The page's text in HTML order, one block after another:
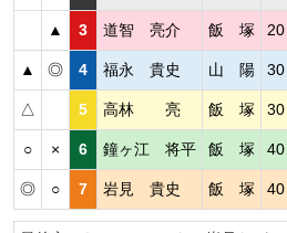
▲ 3 道智 亮介 飯 塚 20
▲ ◎ 4 福永 貴史 山 陽 30
△ 5 高林 亮 飯 塚 30
○ × 6 鐘ヶ江 将平 飯 塚 40
◎ ○ 7 岩見 貴史 飯 塚 40